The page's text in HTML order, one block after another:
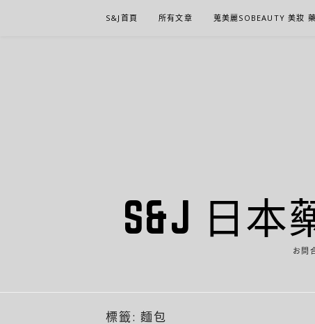
S&J首頁 所有文章 蒐美麗SOBEAUTY 美妝
S&J 日本
お問
標籤: 麵包